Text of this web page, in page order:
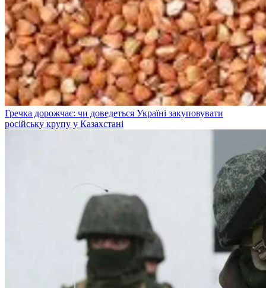
Гречка дорожчає: чи доведеться Україні закуповувати
російську крупу у Казахстані